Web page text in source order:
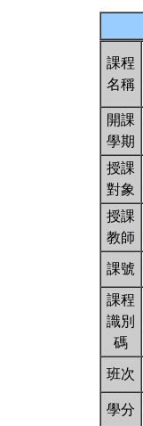
課程
名稱
開課
學期
授課
對象
授課
教師
課號
課程
識別
碼
班次
學分